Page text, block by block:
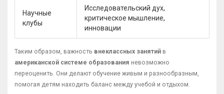
Научные
клубы
Исследовательский дух,
критическое мышление,
инновации
Таким образом, важность внеклассных занятий в
американской системе образования невозможно
переоценить. Они делают обучение живым и разнообразным,
помогая детям находить баланс между учебой и отдыхом.